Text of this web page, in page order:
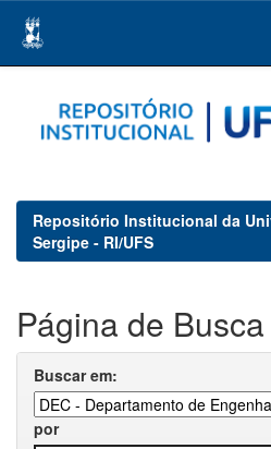
navigation
Repositório Institucional da
Sergipe - RI/UFS
Página de Busca
Buscar em:
por